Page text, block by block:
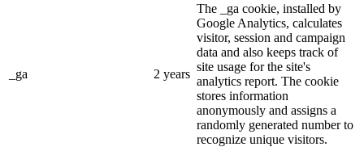
_ga 2 years
The _ga cookie, installed by
Google Analytics, calculates
visitor, session and campaign
data and also keeps track of
site usage for the site's
analytics report. The cookie
stores information
anonymously and assigns a
randomly generated number to
recognize unique visitors.